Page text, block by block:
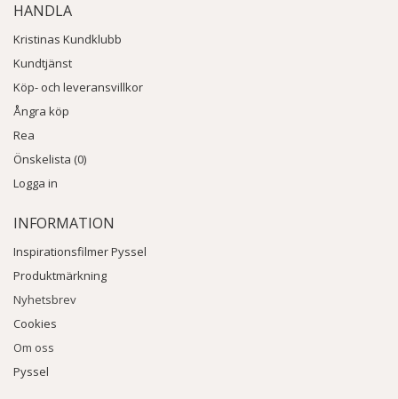
HANDLA
Kristinas Kundklubb
Kundtjänst
Köp- och leveransvillkor
Ångra köp
Rea
Önskelista (0)
Logga in
INFORMATION
Inspirationsfilmer Pyssel
Produktmärkning
Nyhetsbrev
Cookies
Om oss
Pyssel